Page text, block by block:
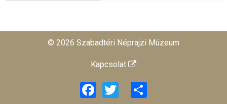
© 2026 Szabadtéri Néprajzi Múzeum
Kapcsolat
Facebook
Twitter